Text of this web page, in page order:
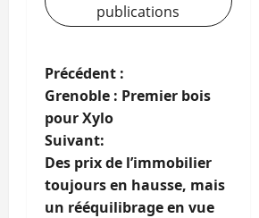
publications
N
a
v
i
Précédent :
Grenoble : Premier bois
pour Xylo
Suivant:
Des prix de l’immobilier
toujours en hausse, mais
un rééquilibrage en vue